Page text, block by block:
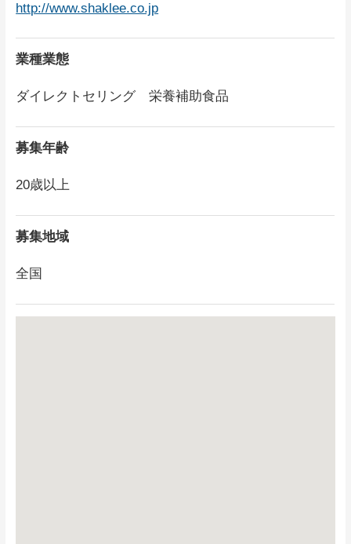
http://www.shaklee.co.jp
業種業態
ダイレクトセリング 栄養補助食品
募集年齢
20歳以上
募集地域
全国